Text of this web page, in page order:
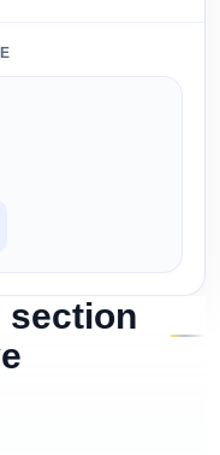
section